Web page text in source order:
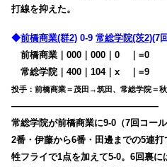
打線を抑えた。
◆前橋商業(群2) 0-9常総学院(茨2)(7
前橋商業｜000｜000｜0
｜=0
常総学院｜400｜104｜x
｜=9
投手：前橋商業＝茂田→筑田、常総学院＝
————————————————
常総学院が前橋商業に9-0（7回コー
2番・伊藤から6番・田邊までの5連
牲フライで1点を加えて5-0。6回裏